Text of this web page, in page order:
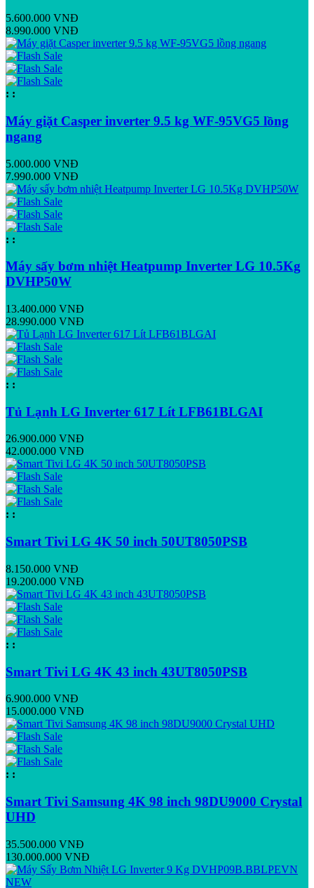
5.600.000 VNĐ
8.990.000 VNĐ
: :
Máy giặt Casper inverter 9.5 kg WF-95VG5 lồng
ngang
5.000.000 VNĐ
7.990.000 VNĐ
: :
Máy sấy bơm nhiệt Heatpump Inverter LG 10.5Kg
DVHP50W
13.400.000 VNĐ
28.990.000 VNĐ
: :
Tủ Lạnh LG Inverter 617 Lít LFB61BLGAI
26.900.000 VNĐ
42.000.000 VNĐ
: :
Smart Tivi LG 4K 50 inch 50UT8050PSB
8.150.000 VNĐ
19.200.000 VNĐ
: :
Smart Tivi LG 4K 43 inch 43UT8050PSB
6.900.000 VNĐ
15.000.000 VNĐ
: :
Smart Tivi Samsung 4K 98 inch 98DU9000 Crystal
UHD
35.500.000 VNĐ
130.000.000 VNĐ